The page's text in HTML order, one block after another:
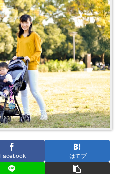
Facebook はてブ